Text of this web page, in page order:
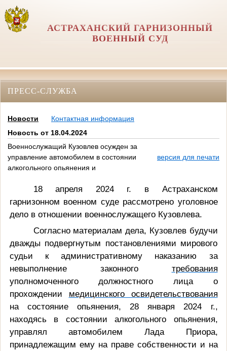
АСТРАХАНСКИЙ ГАРНИЗОННЫЙ
ВОЕННЫЙ СУД
ПРЕСС-СЛУЖБА
Новости
Контактная информация
Новость от 18.04.2024
Военнослужащий Кузовлев осужден за
управление автомобилем в состоянии
алкогольного опьянения и
версия для печати
18 апреля 2024 г. в Астраханском
гарнизонном военном суде рассмотрено уголовное
дело в отношении военнослужащего Кузовлева.
Согласно материалам дела, Кузовлев будучи
дважды подвергнутым постановлениями мирового
судьи к административному наказанию за
невыполнение законного требования
уполномоченного должностного лица о
прохождении медицинского освидетельствования
на состояние опьянения, 28 января 2024 г.,
находясь в состоянии алкогольного опьянения,
управлял автомобилем Лада Приора,
принадлежащим ему на праве собственности и на